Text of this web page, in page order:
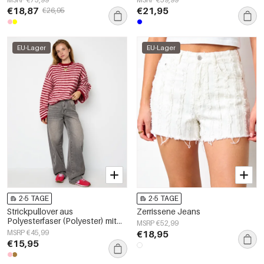
€18,87 €26,95 €21,95
EU-Lager
2-5 TAGE
Strickpullover aus
Polyesterfaser (Polyester) mit
Streifen, Herbst-/Winterkleidung
MSRP €45,99
€15,95
EU-Lager
2-5 TAGE
Zerrissene Jeans
MSRP €52,99
€18,95